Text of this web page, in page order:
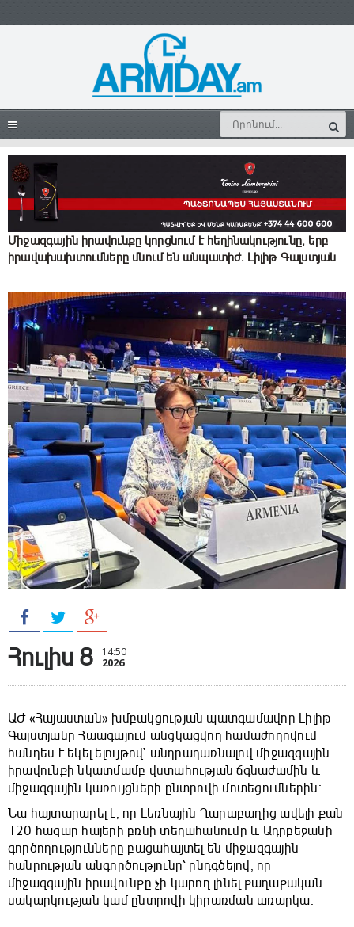
Միջազգային իրավունքը կորցնում է հեղինակությունը, երբ
իրավախախտումները մնում են անպատիժ. Լիլիթ Գալստյան
Հուլիս 8 14:50
2026
ԱԺ «Հայաստան» խմբակցության պատգամավոր Լիլիթ
Գալստյանը Հաագայում անցկացվող համաժողովում
հանդես է եկել ելույթով՝ անդրադառնալով միջազգային
իրավունքի նկատմամբ վստահության ճգնաժամին և
միջազգային կառույցների ընտրովի մոտեցումներին։
Նա հայտարարել է, որ Լեռնային Ղարաբաղից ավելի քան
120 հազար հայերի բռնի տեղահանումը և Ադրբեջանի
գործողությունները բացահայտել են միջազգային
հանրության անգործությունը՝ ընդգծելով, որ
միջազգային իրավունքը չի կարող լինել քաղաքական
սակարկության կամ ընտրովի կիրառման առարկա։